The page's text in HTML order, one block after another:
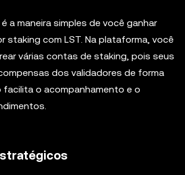
a maneira simples de você ganhar
staking com LST. Na plataforma, você
várias contas de staking, pois seus
dos validadores de forma
facilita o acompanhamento e o